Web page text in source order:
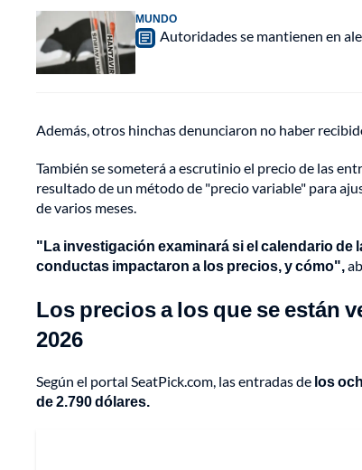
MUNDO
Autoridades se mantienen en
Además, otros hinchas denunciaron no haber
También se someterá a escrutinio el precio de las
resultado de un método de "precio variable" para
de varios meses.
"La investigación examinará si el calendario de
conductas impactaron a los precios, y cómo",
Los precios a los que se están
2026
Según el portal SeatPick.com, las entradas de los
de 2.790 dólares.